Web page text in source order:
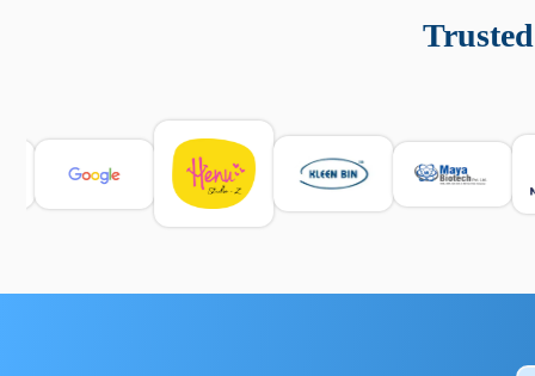
e informarsi sulle leggi locali. Per confrontare esperienze